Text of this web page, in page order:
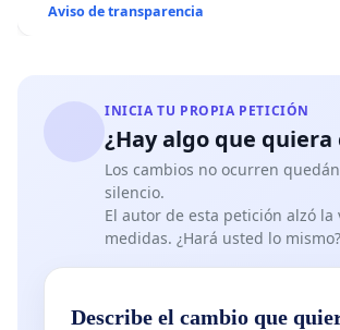
Aviso de transparencia
INICIA TU PROPIA PETICIÓN
¿Hay algo que quiera
Los cambios no ocurren
silencio.
El autor de esta petición alzó la
medidas. ¿Hará usted lo mismo?
Describe el cambio que